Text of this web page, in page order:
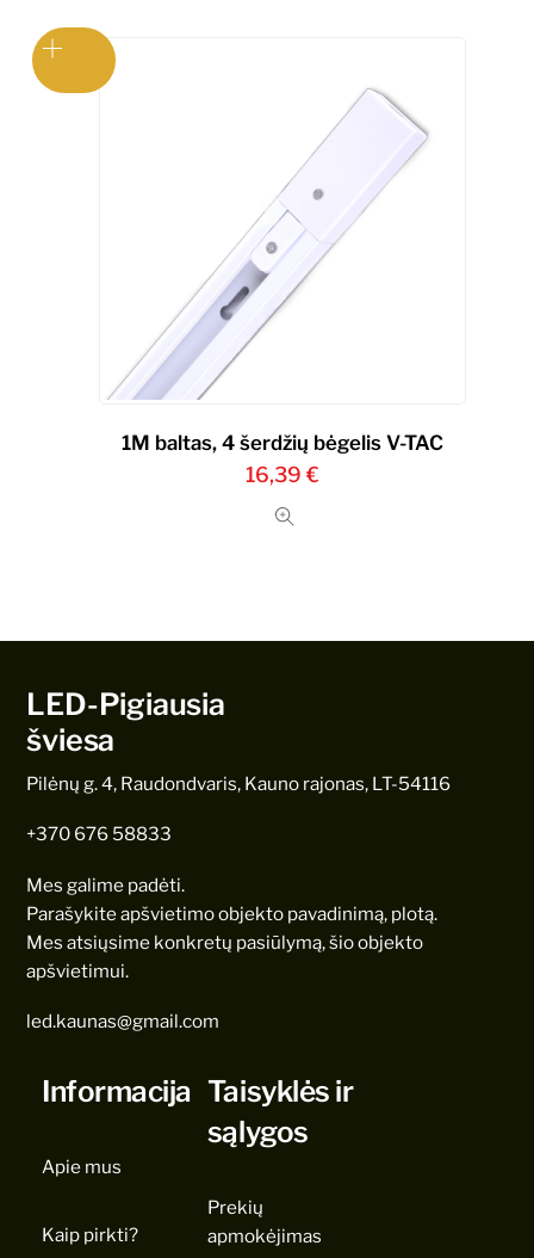
1M baltas, 4 šerdžių bėgelis V-TAC
16,39 €
LED-Pigiausia
šviesa
Pilėnų g. 4, Raudondvaris, Kauno rajonas, LT-54116
+370 676 58833
Mes galime padėti.
Parašykite apšvietimo objekto pavadinimą, plotą.
Mes atsiųsime konkretų pasiūlymą, šio objekto
apšvietimui.
led.kaunas@gmail.com
Informacija
Apie mus
Kaip pirkti?
Taisyklės ir
sąlygos
Prekių
apmokėjimas